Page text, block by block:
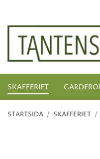
SKAFFERIET
STARTSIDA / SKAFFERIET /